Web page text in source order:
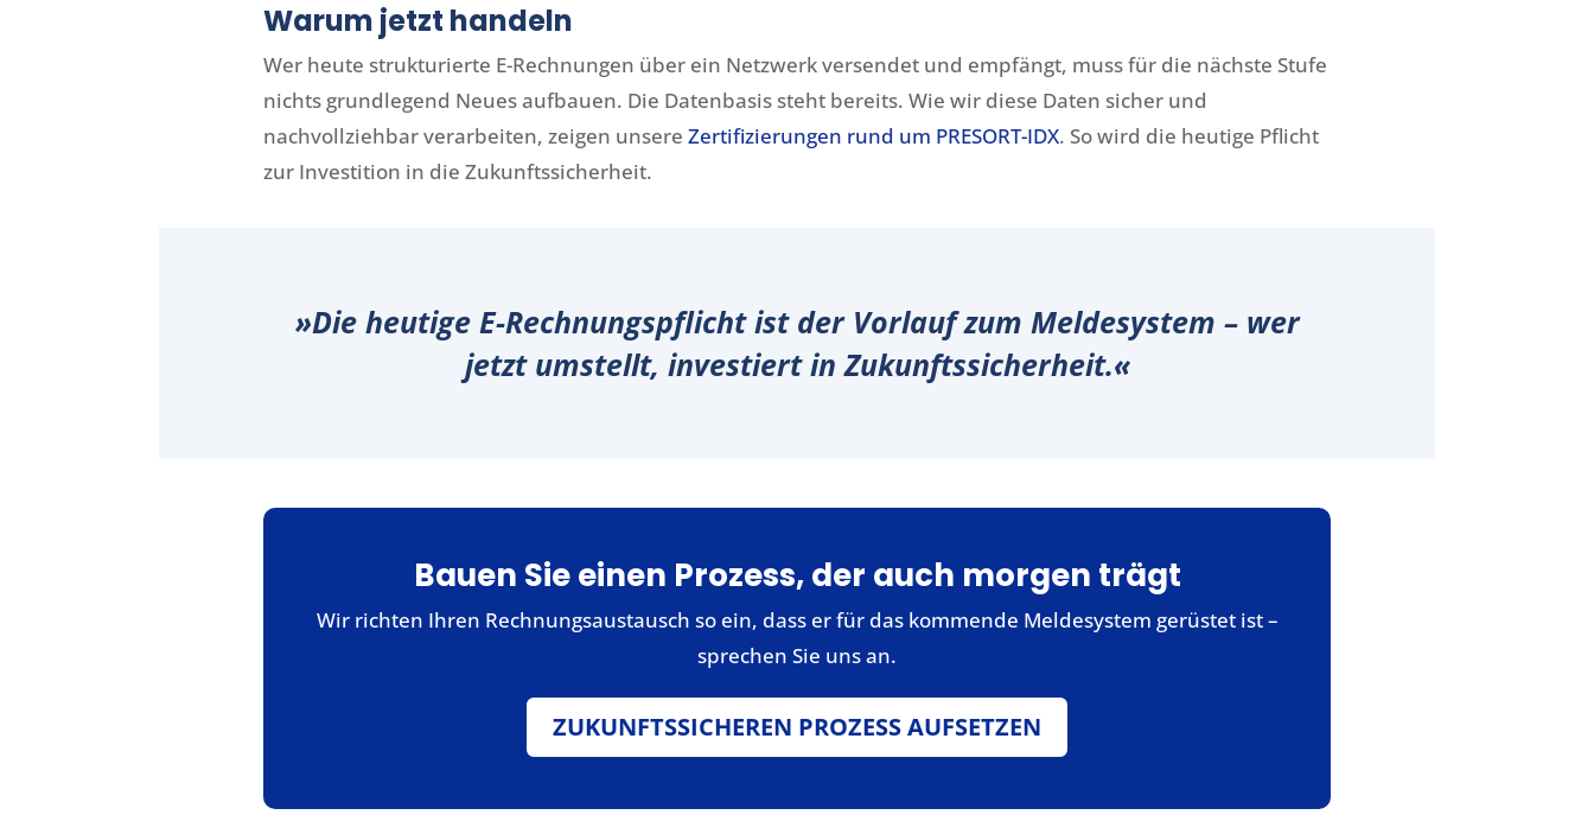
Warum jetzt handeln
Wer heute strukturierte E-Rechnungen über ein Netzwerk versendet und empfängt, muss für die nächste Stufe
nichts grundlegend Neues aufbauen. Die Datenbasis steht bereits. Wie wir diese Daten sicher und
nachvollziehbar verarbeiten, zeigen unsere Zertifizierungen rund um PRESORT-IDX. So wird die heutige Pflicht
zur Investition in die Zukunftssicherheit.
»Die heutige E-Rechnungspflicht ist der Vorlauf zum Meldesystem – wer
jetzt umstellt, investiert in Zukunftssicherheit.«
Bauen Sie einen Prozess, der auch morgen trägt
Wir richten Ihren Rechnungsaustausch so ein, dass er für das kommende Meldesystem gerüstet ist –
sprechen Sie uns an.
ZUKUNFTSSICHEREN PROZESS AUFSETZEN